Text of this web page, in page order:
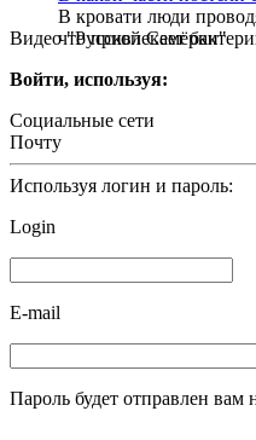
Видео "Русской Семёрки"
В кровати люди
что привлекает
Войти, используя:
Социальные сети
Почту
Используя логин и пароль:
Login
E-mail
Пароль будет отправлен вам